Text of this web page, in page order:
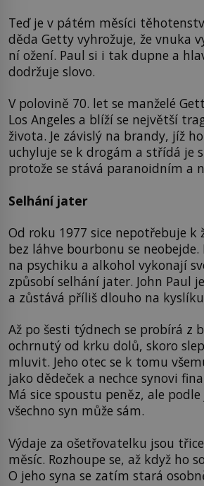
Teď je v pátém měsíci
děda Getty vyhrožuje, že vnuka
ní ožení. Paul si i tak dupne a
dodržuje slovo.
V polovině 70. let se manželé
Los Angeles a blíží se největší
života. Je závislý na brandy, jíž
uchyluje se k drogám a střídá je
protože se stává paranoidním a
Selhání jater
Od roku 1977 sice nepotřebuje k
bez láhve bourbonu se
na psychiku a alkohol vykonají
způsobí selhání jater. John Paul
a zůstává příliš dlouho na
Až po šesti týdnech se probírá z
ochrnutý od krku dolů, skoro
mluvit. Jeho otec se k tomu
jako dědeček a nechce synovi
Má sice spoustu peněz, ale
všechno syn může sám.
Výdaje za ošetřovatelku jsou
měsíc. Rozhoupe se, až když ho
O jeho syna se zatím stará